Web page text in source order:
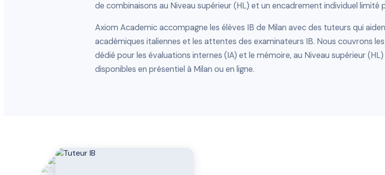
de combinaisons au Niveau supérieur (HL) et un encadrement individuel limité
Axiom Academic accompagne les élèves IB de Milan avec des tuteurs qui
académiques italiennes et les attentes des examinateurs IB. Nous couvrons
dédié pour les évaluations internes (IA) et le mémoire, au Niveau supérieur
disponibles en présentiel à Milan ou en ligne.